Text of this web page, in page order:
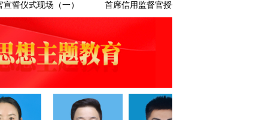
现场（一） 首席信用监督官授信活动现场